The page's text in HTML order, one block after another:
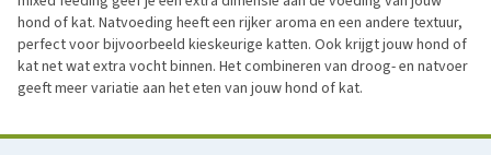
hond of kat. Natvoeding heeft een rijker aroma en een andere textuur,
perfect voor bijvoorbeeld kieskeurige katten. Ook krijgt jouw hond of
kat net wat extra vocht binnen. Het combineren van droog- en natvoer
geeft meer variatie aan het eten van jouw hond of kat.